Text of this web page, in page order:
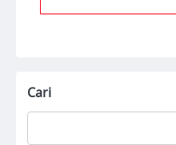
Cari